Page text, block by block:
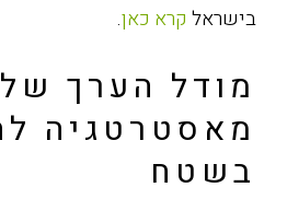
בישראל קרא כאן.
מאסטרטגיה
בשטח